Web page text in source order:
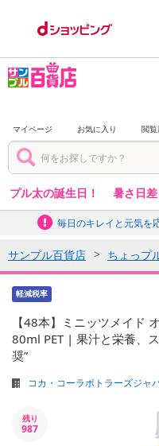
マイページ お気に入り 閲
プル太の誕生日！ 暑さ日
毎日のキレイと元気を
サンプル百貨店 ちょっプ
軽減税率
【48本】ミニッツメイド
80ml PET | 果汁と栄養、
奨”
コカ・コーラボトラーズジャ
残り
987